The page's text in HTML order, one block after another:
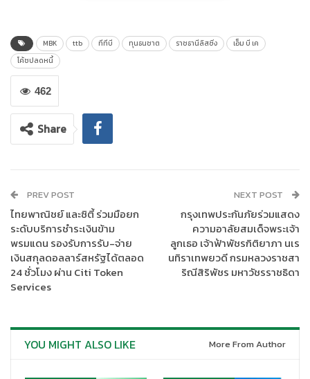
เคลื่อนองค์กร เพราะเชื่อว่าความเป็นอยู่ที่ดีของพนักงานไม่ได้จำกัด
อยู่เพียงเรื่องการทำงานหรือสวัสดิการเท่านั้น แต่รวมถึงชีวิตทางการ
เงินที่ดีขึ้น หรือ Financial Well-being ซึ่งเป็นรากฐานสำคัญของ
การมีคุณภาพชีวิตที่ดี
“ในช่วงเศรษฐกิจไทยยังคงมีความท้าทาย พนักงานบางส่วนต้อง
เผชิญกับภาระค่าใช้จ่ายและความกดดันทางการเงินที่เพิ่มขึ้น ซึ่งส่งผล
บริหารจัดการหนี้ของคนไทยมาอย่างต่อเนื่อง เพื่อช่วยให้พนักงาน
สามารถรับมือกับความท้าทายทางการเงินได้อย่างเหมาะสมและมี
ประสิทธิภาพ ความร่วมมือครั้งนี้สะท้อนความตั้งใจในการร่วมกันสร้าง
สังคมการทำงานที่ให้ความสำคัญกับพนักงาน โดยไม่ได้มุ่งหวังเพียง
ช่วยบรรเทาปัญหาหนี้ในระยะสั้น แต่ต้องการวางรากฐานความมั่นคง
ทางการเงินให้กับพนักงานในระยะยาว เพื่อให้ทุกคนสามารถใช้ชีวิตได้
นายวิจักษณ์ ประดิษฐวณิช ประธานเจ้าหน้าที่บริหารและกรรมการผู้
MBK ttb ทีทีบี ทุนธนชาต ราชธานีลิสซิ่ง
เอ็ม บี เค
โค้ชปลดหนี้
462
Share
PREV POST
ไทยพาณิชย์ และซิตี้ ร่วมมือยก
ระดับบริการชำระเงินข้าม
พรมแดน รองรับการรับ-จ่าย
เงินสกุลดอลลาร์สหรัฐได้ตลอด
24 ชั่วโมง ผ่าน Citi Token
Services
NEXT POST
กรุงเทพประกันภัยร่วมแสดง
ความอาลัยสมเด็จพระเจ้า
ลูกเธอ เจ้าฟ้าพัชรกิติยาภา นเร
นทิราเทพยวดี กรมหลวงราชสา
ริณีสิริพัชร มหาวัชรราชธิดา
YOU MIGHT ALSO LIKE More From Author